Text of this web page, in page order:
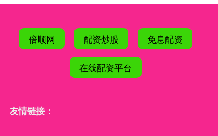
倍顺网 配资炒股 免息配资
在线配资平台
友情链接：